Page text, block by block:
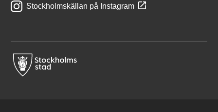
Stockholmskällan på Instagram